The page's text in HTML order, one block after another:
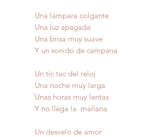
Una lámpara colgante
Una luz apagada
Una brisa muy suave
Y un sonido de campana
Un tic tac del reloj
Una noche muy larga
Unas horas muy lentas
Y no llega la mañana
Un desvelo de amor